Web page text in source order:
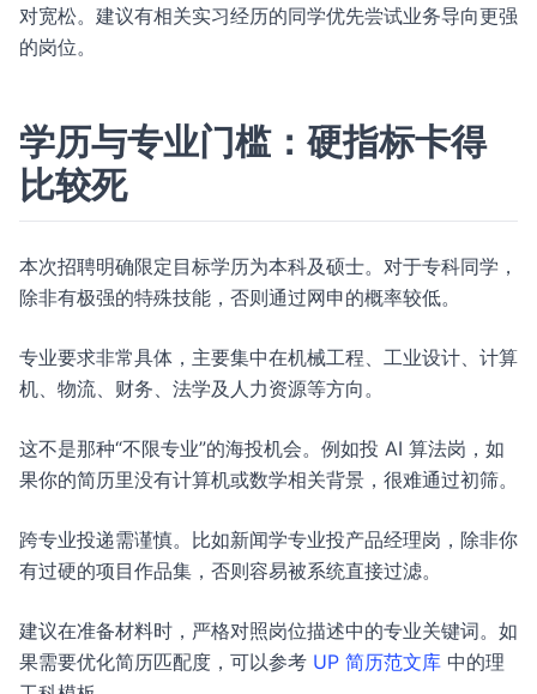
对宽松。建议有相关实习经历的同学优先尝试业务导向更强
的岗位。
学历与专业门槛：硬指标卡得
比较死
本次招聘明确限定目标学历为本科及硕士。对于专科同学，
除非有极强的特殊技能，否则通过网申的概率较低。
专业要求非常具体，主要集中在机械工程、工业设计、计算
机、物流、财务、法学及人力资源等方向。
这不是那种“不限专业”的海投机会。例如投 AI 算法岗，如
果你的简历里没有计算机或数学相关背景，很难通过初筛。
跨专业投递需谨慎。比如新闻学专业投产品经理岗，除非你
有过硬的项目作品集，否则容易被系统直接过滤。
建议在准备材料时，严格对照岗位描述中的专业关键词。如
果需要优化简历匹配度，可以参考 UP 简历范文库 中的理